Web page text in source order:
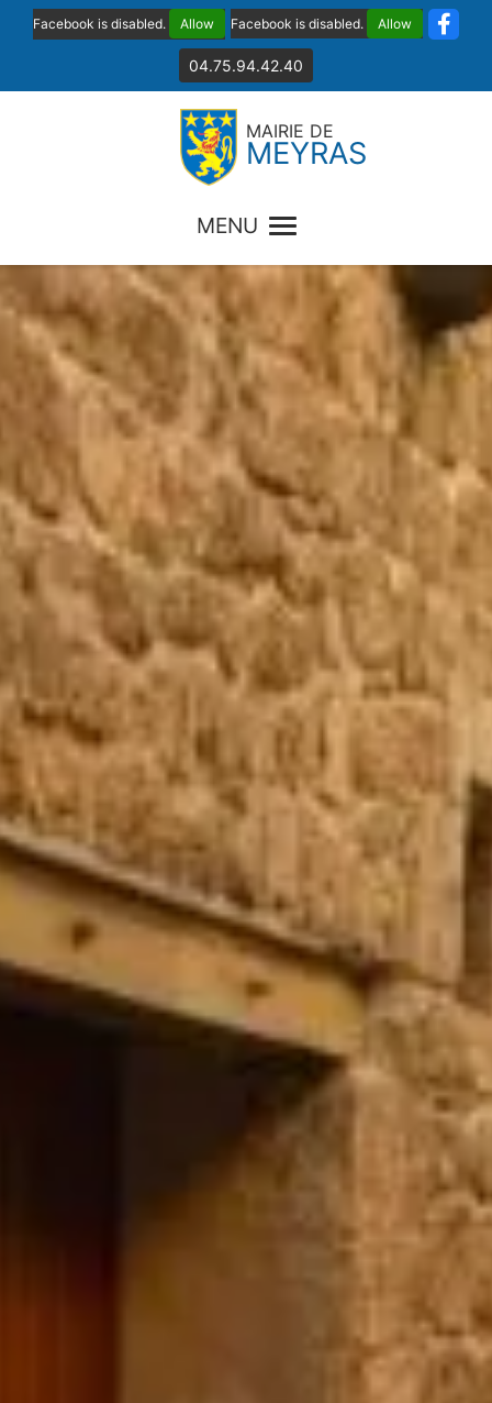
Facebook is disabled. Allow Facebook is disabled. Allow
04.75.94.42.40
MAIRIE DE
MEYRAS
MENU